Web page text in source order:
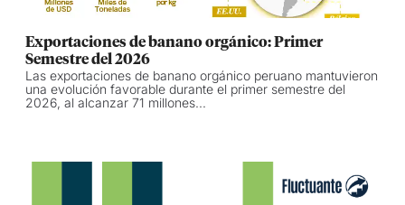
Exportaciones de banano orgánico: Primer
Semestre del 2026
Las exportaciones de banano orgánico peruano mantuvieron
una evolución favorable durante el primer semestre del
2026, al alcanzar 71 millones...